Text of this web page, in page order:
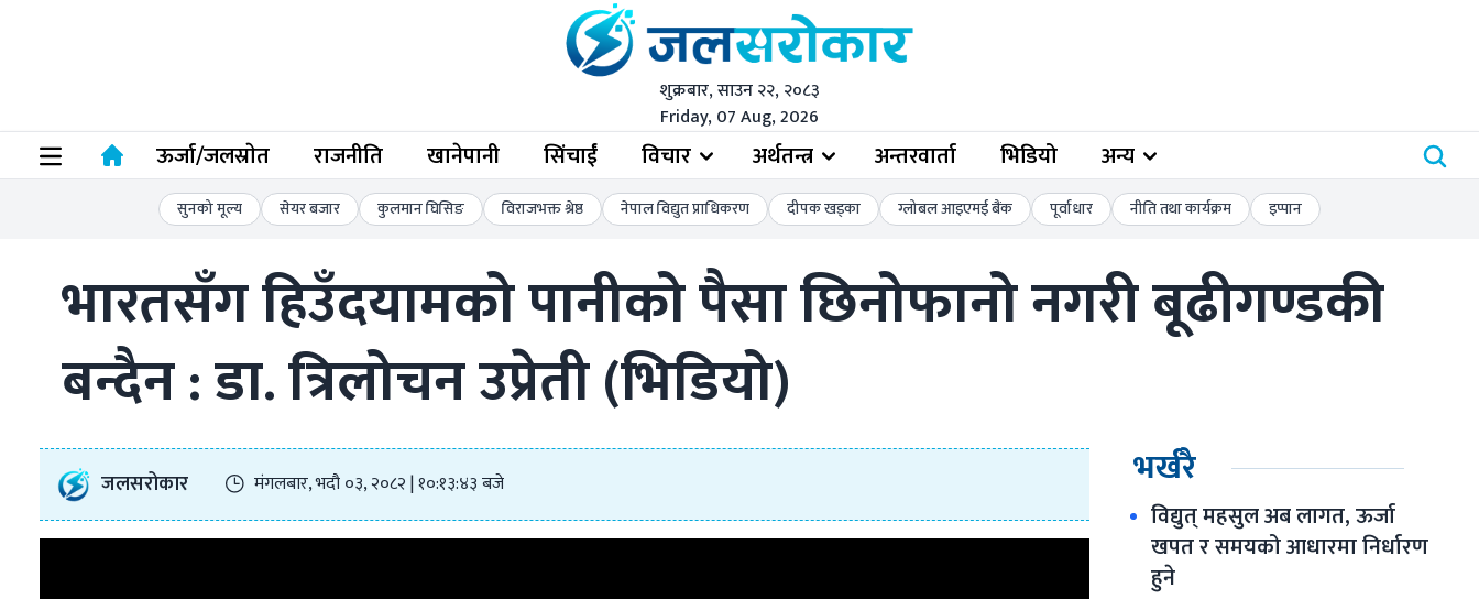
शुक्रबार, साउन २२, २०८३
Friday, 07 Aug, 2026
ऊर्जा/जलस्राेत राजनीति खानेपानी सिंचाईं विचार अर्थतन्त्र अन्तरवार्ता भिडियो अन्य
सुनको मूल्य सेयर बजार कुलमान घिसिङ विराजभक्त श्रेष्ठ नेपाल विद्युत प्राधिकरण दीपक खड्का ग्लोबल आइएमई बैंक पूर्वाधार नीति तथा कार्यक्रम इप्पान
भारतसँग हिउँदयामको पानीको पैसा छिनोफानो नगरी बूढीगण्डकी
बन्दैन : डा. त्रिलोचन उप्रेती (भिडियो)
जलसरोकार मंगलबार, भदौ ०३, २०८२ | १०:१३:४३ बजे भर्खरै
विद्युत् महसुल अब लागत, ऊर्जा
खपत र समयको आधारमा निर्धारण
हुने